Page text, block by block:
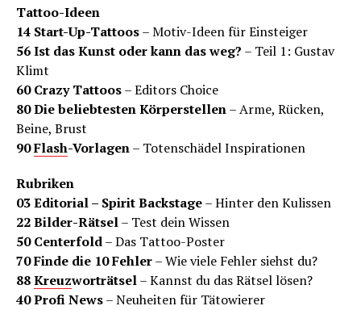
Tattoo-Ideen
14 Start-Up-Tattoos– Motiv-Ideen für Einsteiger
56 Ist das Kunst oder kann das weg? – Teil 1: Gustav
Klimt
60 Crazy Tattoos– Editors Choice
80 Die beliebtesten Körperstellen– Arme, Rücken,
Beine, Brust
90Flash-Vorlagen– Totenschädel Inspirationen
Rubriken
03 Editorial – Spirit Backstage– Hinter den Kulissen
22 Bilder-Rätsel– Test dein Wissen
50 Centerfold– Das Tattoo-Poster
70 Finde die 10 Fehler– Wie viele Fehler siehst du?
88Kreuzworträtsel– Kannst du das Rätsel lösen?
40 Profi News– Neuheiten für Tätowierer